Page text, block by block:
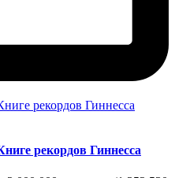
рекордов Гиннесса